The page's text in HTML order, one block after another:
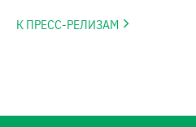
К ПРЕСС-РЕЛИЗАМ